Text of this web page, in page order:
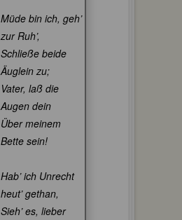
Müde bin ich, geh’
zur Ruh’,
Schließe beide
Äuglein zu;
Vater, laß die
Augen dein
Über meinem
Bette sein!
Hab’ ich Unrecht
heut’ gethan,
Sieh’ es, lieber